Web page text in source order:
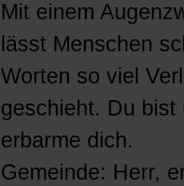
Mit einem
lässt Menschen
Worten so viel
geschieht. Du bist
erbarme dich.
Gemeinde: Herr,